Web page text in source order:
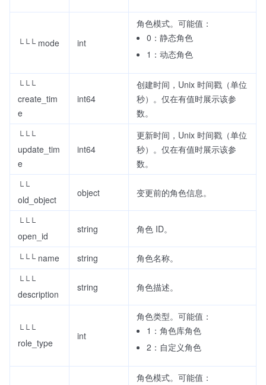
└└└ mode int
角色模式。可能值：
0：静态角色
1：动态角色
└└└
create_tim
e
int64
创建时间，Unix 时间戳（单位
秒）。仅在有值时展示该参
数。
└└└
update_tim
e
int64
更新时间，Unix 时间戳（单位
秒）。仅在有值时展示该参
数。
└└
old_object
object 变更前的角色信息。
└└└
open_id
string 角色 ID。
└└└ name string
角色名称。
└└└
description
string 角色描述。
└└└
role_type
int
角色类型。可能值：
1：角色库角色
2：自定义角色
角色模式。可能值：